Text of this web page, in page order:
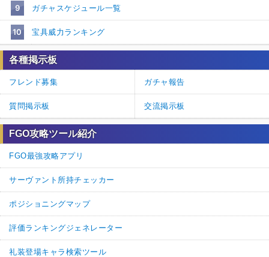
9 ガチャスケジュール一覧
10 宝具威力ランキング
各種掲示板
フレンド募集 ガチャ報告
質問掲示板 交流掲示板
FGO攻略ツール紹介
FGO最強攻略アプリ
サーヴァント所持チェッカー
ポジショニングマップ
評価ランキングジェネレーター
礼装登場キャラ検索ツール